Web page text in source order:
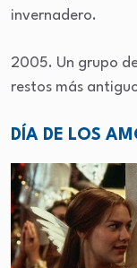
invernadero.
2005. Un grupo
restos más
DÍA DE LOS